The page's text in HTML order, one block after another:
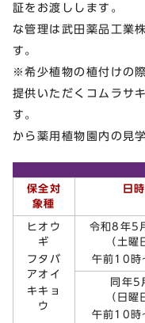
証をお渡し
な管理は武田薬品工業
※希少植物の植付けの
提供いただくコムラサ
す。 ※御
から薬用植物園内の見
保全対
象種
日時
ヒオウ
ギ
フタバ
アオイ
キキョ
ウ
令和8年5
（土曜
午前10時
同年5
（日曜
午前10時